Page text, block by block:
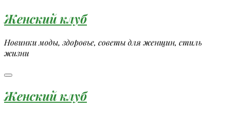
Перейти
к
содержимому
Женский клуб
Новинки моды, здоровье, советы для женщин, стиль
жизни
Женский клуб